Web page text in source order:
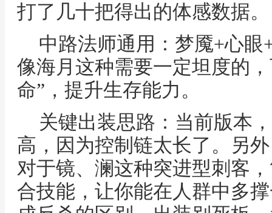
打了几十把得出的体感数据。
中路法师通用：梦魇+心
像海月这种需要一定坦度的
命”，提升生存能力。
关键出装思路：当前版本
高，因为控制链太长了。另
对于镜、澜这种突进型刺客
合技能，让你能在人群中多